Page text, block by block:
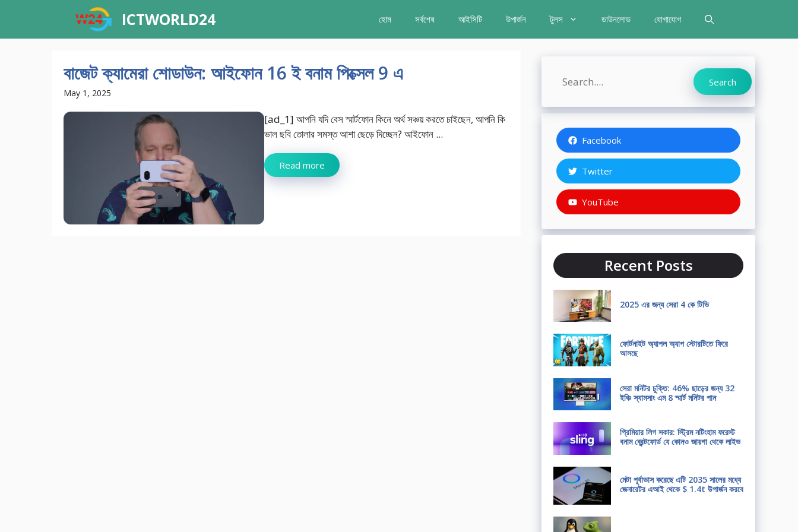
content
ICTWORLD24 হোম সর্বশেষ আইসিটি উপার্জন টুলস ডাউনলোড যোগাযোগ
বাজেট ক্যামেরা শোডাউন: আইফোন 16 ই বনাম পিক্সেল 9 এ
May 1, 2025
[ad_1] আপনি যদি বেস স্মার্টফোন কিনে অর্থ সঞ্চয় করতে চাইছেন, আপনি কি
ভাল ছবি তোলার সমস্ত আশা ছেড়ে দিচ্ছেন? আইফোন ...
Read more
Search Search
Facebook
Twitter
YouTube
Recent Posts
2025 এর জন্য সেরা 4 কে টিভি
ফোর্টনাইট অ্যাপল অ্যাপ স্টোরটিতে ফিরে
আসছে
সেরা মনিটর চুক্তি: 46% ছাড়ের জন্য 32
ইঞ্চি স্যামসাং এম 8 স্মার্ট মনিটর পান
প্রিমিয়ার লিগ সকার: স্ট্রিম নটিংহাম ফরেস্ট
বনাম ব্রেন্টফোর্ড যে কোনও জায়গা থেকে লাইভ
মেটা পূর্বাভাস করেছে এটি 2035 সালের মধ্যে
জেনারেটর এআই থেকে $ 1.4t উপার্জন করবে